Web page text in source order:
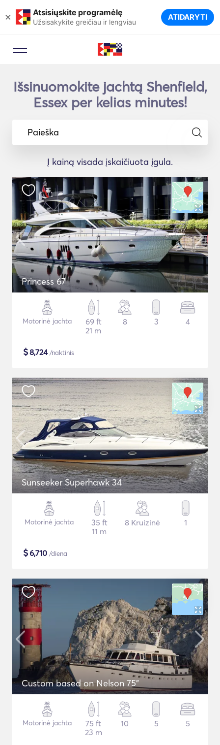
× Atsisiųskite programėlę
Užsisakykite greičiau ir lengviau ATIDARYTI
Išsinuomokite jachtą Shenfield,
Essex per kelias minutes!
Paieška
Į kainą visada įskaičiuota įgula.
Princess 67
Motorinė jachta
69 ft
21 m
8 3 4
$8,724/naktinis
Sunseeker Superhawk 34
Motorinė jachta
35 ft
11 m
8 Kruizinė 1
$6,710 /diena
Custom based on Nelson 75"
Motorinė jachta
75 ft
23 m
10 5 5